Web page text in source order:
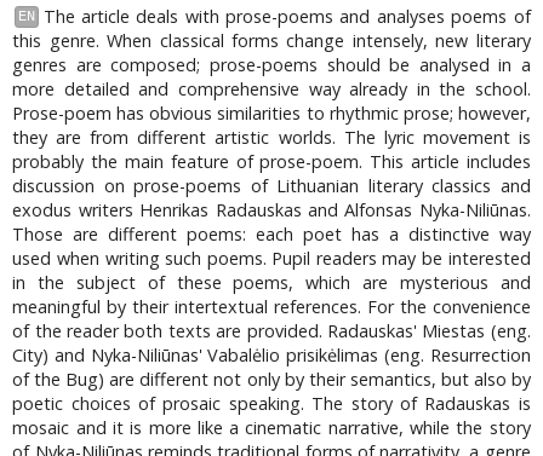
EN
The article deals with prose-poems and analyses poems of
this genre. When classical forms change intensely, new literary
genres are composed; prose-poems should be analysed in a
more detailed and comprehensive way already in the school.
Prose-poem has obvious similarities to rhythmic prose; however,
they are from different artistic worlds. The lyric movement is
probably the main feature of prose-poem. This article includes
discussion on prose-poems of Lithuanian literary classics and
exodus writers Henrikas Radauskas and Alfonsas Nyka-Niliūnas.
Those are different poems: each poet has a distinctive way
used when writing such poems. Pupil readers may be interested
in the subject of these poems, which are mysterious and
meaningful by their intertextual references. For the convenience
of the reader both texts are provided. Radauskas' Miestas (eng.
City) and Nyka-Niliūnas' Vabalėlio prisikėlimas (eng. Resurrection
of the Bug) are different not only by their semantics, but also by
poetic choices of prosaic speaking. The story of Radauskas is
mosaic and it is more like a cinematic narrative, while the story